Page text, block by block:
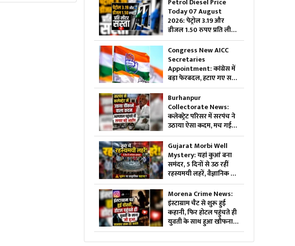
Today 07 August
2026: पेट्रोल 3.19 और
डीजल 1.50 रुपए प्रति लीटर
सस्ता, महंगाई की मार झेल
रही जनता को बड़ी राहत,
जानिए अब 1 लीटर ईंधन का
क्या है रेट
Congress New AICC
Secretaries
Appointment: कांग्रेस में
बड़ा फेरबदल, हटाए गए सभी
पुराने सचिव….इन नेताओं को
सौंपी गई जिम्मेदारी
Burhanpur
Collectorate News:
कलेक्ट्रेट परिसर में सरपंच ने
उठाया ऐसा कदम, मच गई
अफरा-तफरी, दौड़ पड़े
अधिकारी और नेता, जानें क्या
है पूरा मामला
Gujarat Morbi Well
Mystery: यहां कुआं बना
समंदर, 5 दिनों से उठ रहीं
रहस्यमयी लहरें, वैज्ञानिक भी
हैरान, देखें वीडियो
Morena Crime News:
इंस्टाग्राम चैट से शुरू हुई
कहानी, फिर होटल पहुंचते ही
युवती के साथ हुआ खौफनाक
कांड, जानकर पुलिस भी रह
गई हैरान